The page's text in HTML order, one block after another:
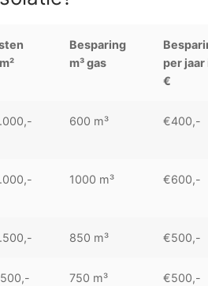
Besparing
m³ gas
per jaar
€
600 m³ €400,-
1000 m³ €600,-
850 m³ €500,-
750 m³ €500,-